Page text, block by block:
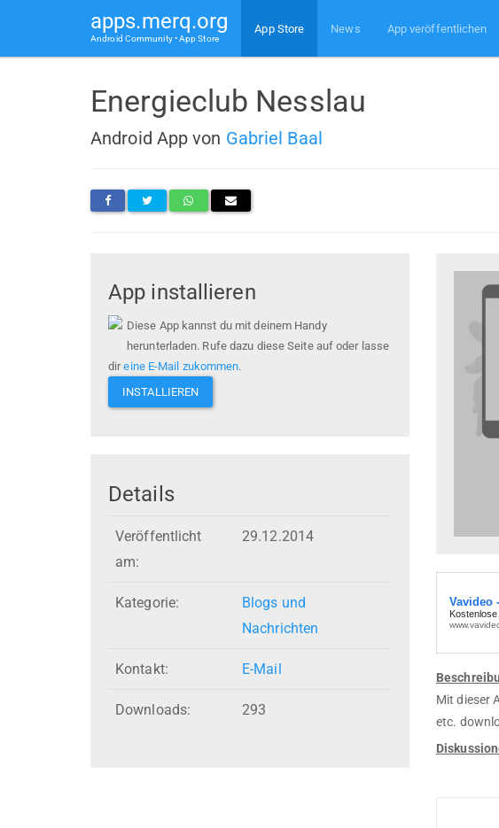
apps.merq.org
Android Community • App Store
App Store News App veröffentlichen
Energieclub Nesslau
Android App von Gabriel Baal
App installieren
Diese App kannst du mit deinem Handy
herunterladen. Rufe dazu diese Seite auf oder lasse
direine E-Mail zukommen.
INSTALLIEREN
Details
Veröffentlicht
am:
29.12.2014
Kategorie:
Blogs und
Nachrichten
Kontakt: E-Mail
Downloads: 293
Mit dieser
etc.